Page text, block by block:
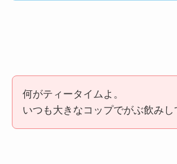
何がティータイムよ。
いつも大きなコップでがぶ飲みし